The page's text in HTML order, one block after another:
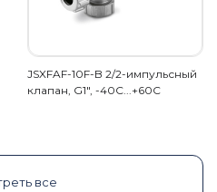
JSXFAF-10F-B 2/2-импульсный
клапан, G1", -40C...+60С
все